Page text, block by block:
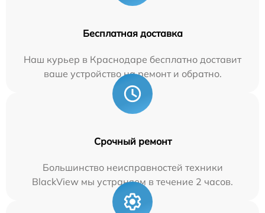
Бесплатная доставка
Наш курьер в Краснодаре бесплатно доставит
ваше устройство на ремонт и обратно.
Срочный ремонт
Большинство неисправностей техники
BlackView мы устраняем в течение 2 часов.